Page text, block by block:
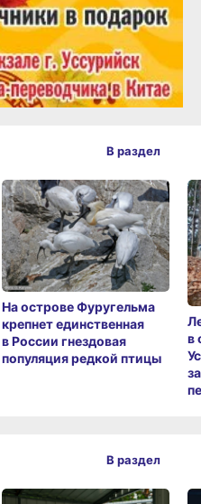
На острове Фуругельма
крепнет единственная
в России гнездовая
популяция редкой птицы
в
В раздел
В раздел